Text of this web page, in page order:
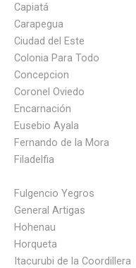
Capiatá
Carapegua
Ciudad del Este
Colonia Para Todo
Concepcion
Coronel Oviedo
Encarnación
Eusebio Ayala
Fernando de la Mora
Filadelfia
Fulgencio Yegros
General Artigas
Hohenau
Horqueta
Itacurubi de la Coordillera